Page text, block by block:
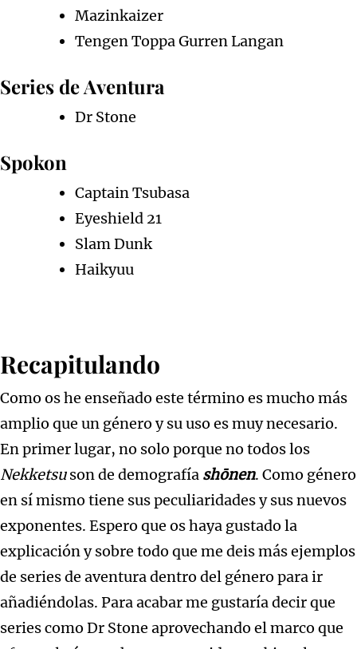
Mazinkaizer
Tengen Toppa Gurren Langan
Series de Aventura
Dr Stone
Spokon
Captain Tsubasa
Eyeshield 21
Slam Dunk
Haikyuu
Recapitulando
Como os he enseñado este término es mucho más
amplio que un género y su uso es muy necesario.
En primer lugar, no solo porque no todos los
Nekketsuson de demografía shōnen. Como género
en sí mismo tiene sus peculiaridades y sus nuevos
exponentes. Espero que os haya gustado la
explicación y sobre todo que me deis más ejemplos
de series de aventura dentro del género para ir
añadiéndolas. Para acabar me gustaría decir que
series como Dr Stone aprovechando el marco que